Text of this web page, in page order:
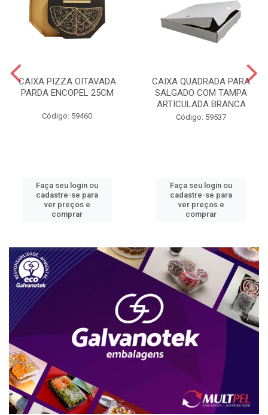
CAIXA PIZZA OITAVADA
PARDA ENCOPEL 25CM
Código: 59460
Faça seu login ou
cadastre-se para
ver preços e
comprar
CAIXA QUADRADA PARA
SALGADO COM TAMPA
ARTICULADA BRANCA
Código: 59537
Faça seu login ou
cadastre-se para
ver preços e
comprar